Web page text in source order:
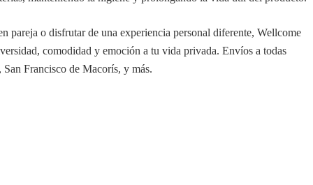
pareja o disfrutar de una experiencia personal diferente, Wellcome
comodidad y emoción a tu vida privada. Envíos a todas
Francisco de Macorís, y más.